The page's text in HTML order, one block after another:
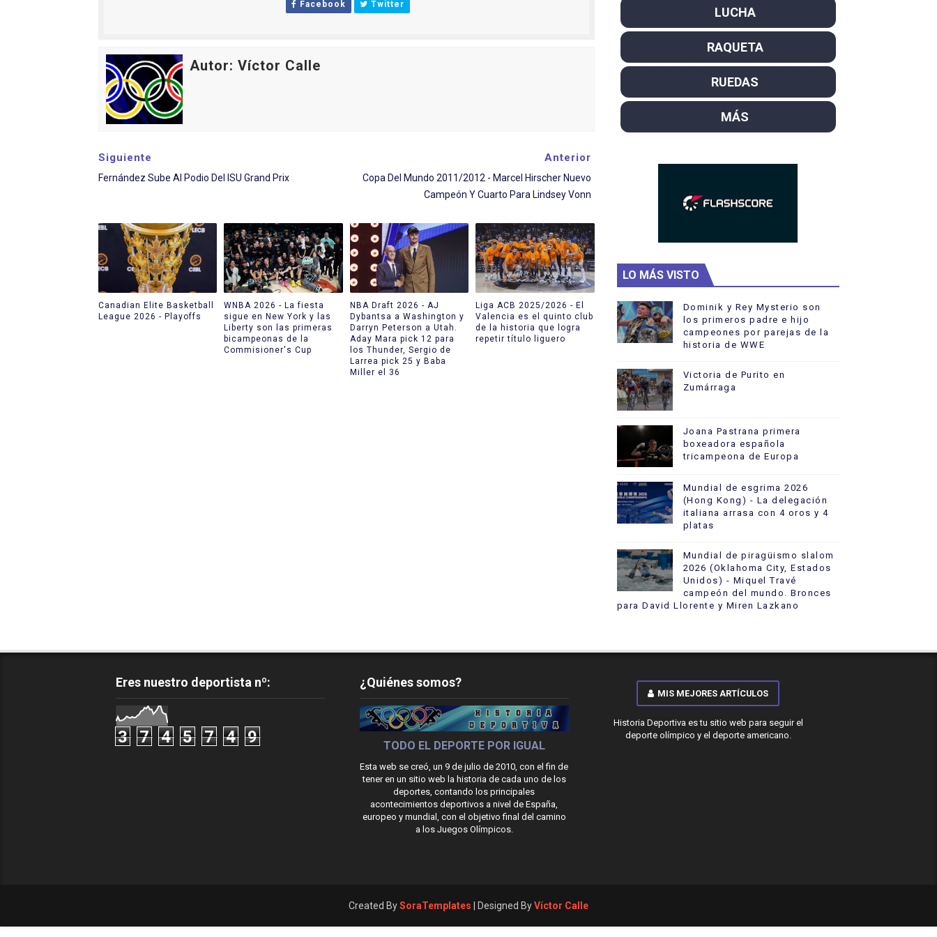
Tour de Francia masculino 2026 - Tadej Pogacar entra en el selecto grupo de los pentacampeones, los más laureados
Mundial de Fórmula 1 2026 - Lando Norris consigue en Hungría su primera victoria del año como campeón
Campeonato de Europa de saltos 2026 (París, Francia) - Bronce para Jorge y Ana Carvajal en plataforma. 5 orazos para Chiara Pellacani,
Tour de Francia femenino 2026 - Etapa 6
Facebook Twitter
Autor: Víctor Calle
Siguiente
Fernández Sube Al Podio Del ISU Grand Prix
Anterior
Copa Del Mundo 2011/2012 - Marcel Hirscher Nuevo
Campeón Y Cuarto Para Lindsey Vonn
Canadian Elite Basketball
League 2026 - Playoffs
WNBA 2026 - La fiesta
sigue en New York y las
Liberty son las primeras
bicampeonas de la
Commisioner's Cup
NBA Draft 2026 - AJ
Dybantsa a Washington y
Darryn Peterson a Utah.
Aday Mara pick 12 para
los Thunder, Sergio de
Larrea pick 25 y Baba
Miller el 36
Liga ACB 2025/2026 - El
Valencia es el quinto club
de la historia que logra
repetir título liguero
LUCHA
RAQUETA
RUEDAS
MÁS
LO MÁS VISTO
Dominik y Rey Mysterio son
los primeros padre e hijo
campeones por parejas de la
historia de WWE
Victoria de Purito en
Zumárraga
Joana Pastrana primera
boxeadora española
tricampeona de Europa
Mundial de esgrima 2026
(Hong Kong) - La delegación
italiana arrasa con 4 oros y 4
platas
Mundial de piragüismo slalom
2026 (Oklahoma City, Estados
Unidos) - Miquel Travé
campeón del mundo. Bronces
para David Llorente y Miren Lazkano
Eres nuestro deportista nº:
3 7 4 5 7 4 9
¿Quiénes somos?
TODO EL DEPORTE POR IGUAL
Esta web se creó, un 9 de julio de 2010, con el fin de
tener en un sitio web la historia de cada uno de los
deportes, contando los principales
acontecimientos deportivos a nivel de España,
europeo y mundial, con el objetivo final del camino
a los Juegos Olímpicos.
MIS MEJORES ARTÍCULOS
Historia Deportiva es tu sitio web para seguir el
deporte olímpico y el deporte americano.
Created BySoraTemplates | Designed ByVíctor Calle